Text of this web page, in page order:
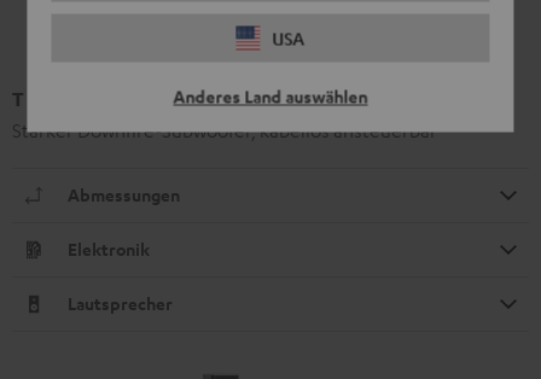
USA
Anderes Land auswählen
T 6 Subwoofer (2020)
Starker Downfire-Subwoofer, kabellos ansteuerbar
Abmessungen
Elektronik
Lautsprecher